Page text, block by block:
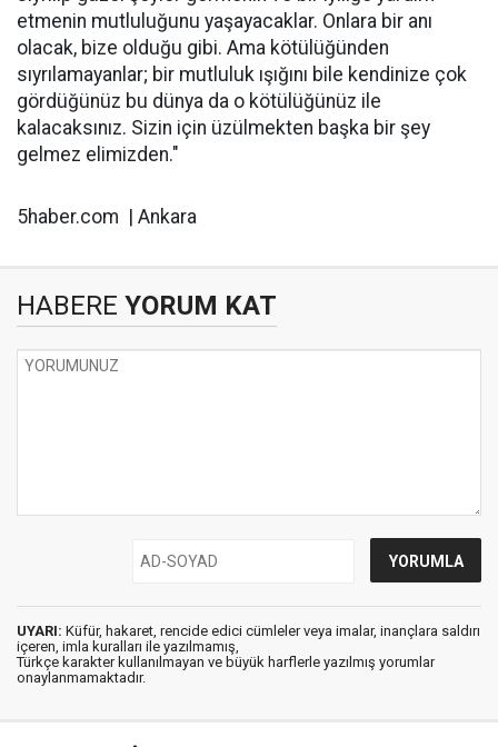
etmenin mutluluğunu yaşayacaklar. Onlara bir anı
olacak, bize olduğu gibi. Ama kötülüğünden
sıyrılamayanlar; bir mutluluk ışığını bile kendinize çok
gördüğünüz bu dünya da o kötülüğünüz ile
kalacaksınız. Sizin için üzülmekten başka bir şey
gelmez elimizden."
5haber.com | Ankara
HABERE YORUM KAT
UYARI: Küfür, hakaret, rencide edici cümleler veya imalar, inançlara saldırı
içeren, imla kuralları ile yazılmamış,
Türkçe karakter kullanılmayan ve büyük harflerle yazılmış yorumlar
onaylanmamaktadır.